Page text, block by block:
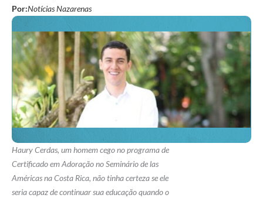
Por:Notícias Nazarenas
Haury Cerdas, um homem cego no programa de
Certificado em Adoração no Seminário de las
Américas na Costa Rica, não tinha certeza se ele
seria capaz de continuar sua educação quando o